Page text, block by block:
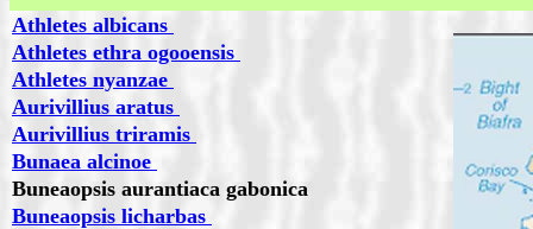
Athletes albicans
Athletes ethra ogooensis
Athletes nyanzae
Aurivillius aratus
Aurivillius triramis
Bunaea alcinoe
Buneaopsis aurantiaca gabonica
Buneaopsis licharbas